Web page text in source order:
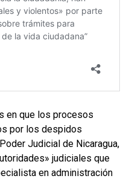
en que los procesos
por los despidos
Judicial de Nicaragua,
judiciales que
en administración